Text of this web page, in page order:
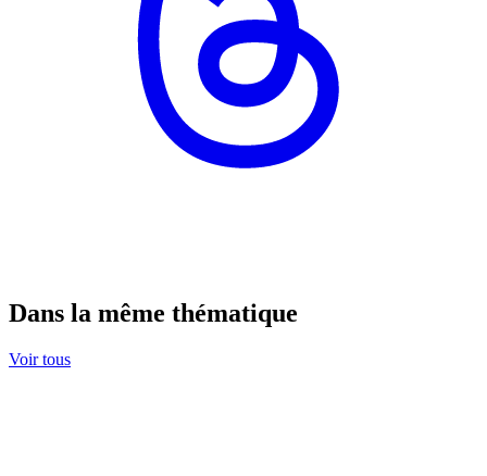
Dans la même thématique
Voir tous